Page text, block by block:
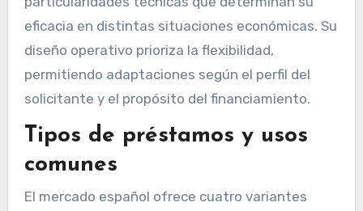
eficacia en distintas situaciones económicas. Su
diseño operativo prioriza la flexibilidad,
permitiendo adaptaciones según el perfil del
solicitante y el propósito del financiamiento.
Tipos de préstamos y usos
comunes
El mercado español ofrece cuatro variantes